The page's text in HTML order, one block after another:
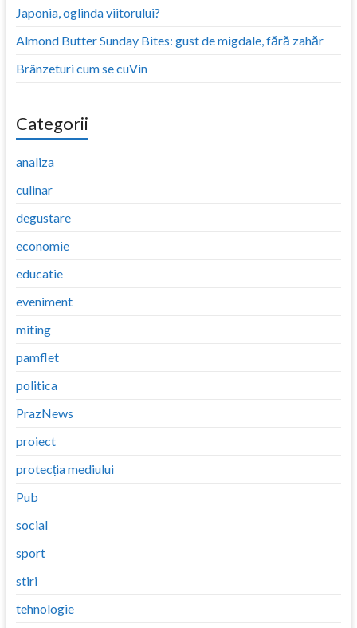
Japonia, oglinda viitorului?
Almond Butter Sunday Bites: gust de migdale, fără zahăr
Brânzeturi cum se cuVin
Categorii
analiza
culinar
degustare
economie
educatie
eveniment
miting
pamflet
politica
PrazNews
proiect
protecția mediului
Pub
social
sport
stiri
tehnologie